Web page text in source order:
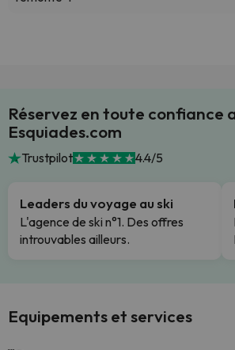
Réservez en toute confiance
Esquiades.com
Trustpilot 4.4/5
Leaders du voyage au ski
L'agence de ski n°1. Des offres
introuvables ailleurs.
Equipements et services